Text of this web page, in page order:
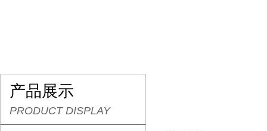
产品展示
PRODUCT DISPLAY